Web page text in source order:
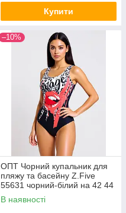
Купити
–10%
ОПТ Чорний купальник для
пляжу та басейну Z.Five
55631 чорний-білий на 42 44
46 48 50 розмір
В наявності